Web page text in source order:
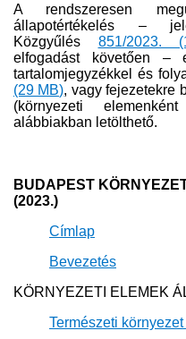
A rendszeresen
állapotértékelés –
Közgyűlés 851/2023.
elfogadást követően –
tartalomjegyzékkel és
(29​ MB)​​​, ​vagy fejezetekre
(környezeti
alábbiakban letölthető.​
BUDAPEST
(2023​.​)
Címl​ap​
​Bevezetés
KÖRNYEZETI ELEMEK
Természeti